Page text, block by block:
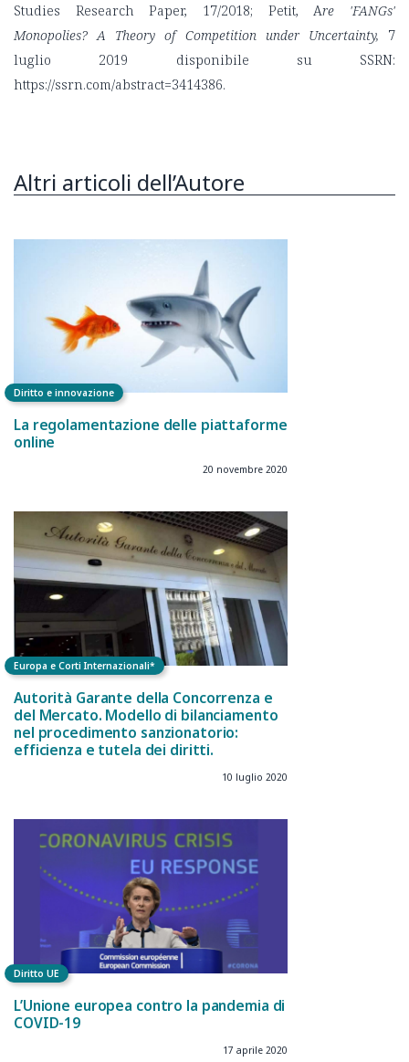
Studies Research Paper, 17/2018; Petit, Are 'FANGs'
Monopolies? A Theory of Competition under Uncertainty, 7
luglio 2019 disponibile su SSRN:
https://ssrn.com/abstract=3414386.
Altri articoli dell’Autore
Diritto e innovazione
La regolamentazione delle piattaforme
online
20 novembre 2020
Europa e Corti Internazionali*
Autorità Garante della Concorrenza e
del Mercato. Modello di bilanciamento
nel procedimento sanzionatorio:
efficienza e tutela dei diritti.
10 luglio 2020
Diritto UE
L’Unione europea contro la pandemia di
COVID-19
17 aprile 2020